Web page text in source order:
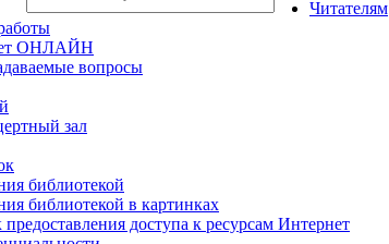
Читателям
ОНЛАЙН
вопросы
зал
библиотекой
библиотекой в картинках
доступа к ресурсам Интернет